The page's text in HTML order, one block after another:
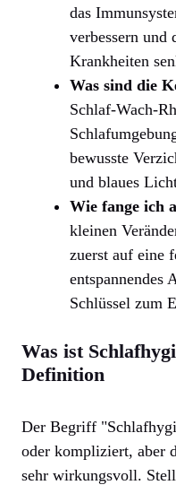
das
verbessern und
Krankheiten
Was sind die
Schlaf-Wach-
bewusste
und blaues
Wie fange ich
kleinen
zuerst auf eine
entspannendes
Schlüssel zum
Was ist
Definition
Der Begriff
oder kompliziert, aber
sehr wirkungsvoll.